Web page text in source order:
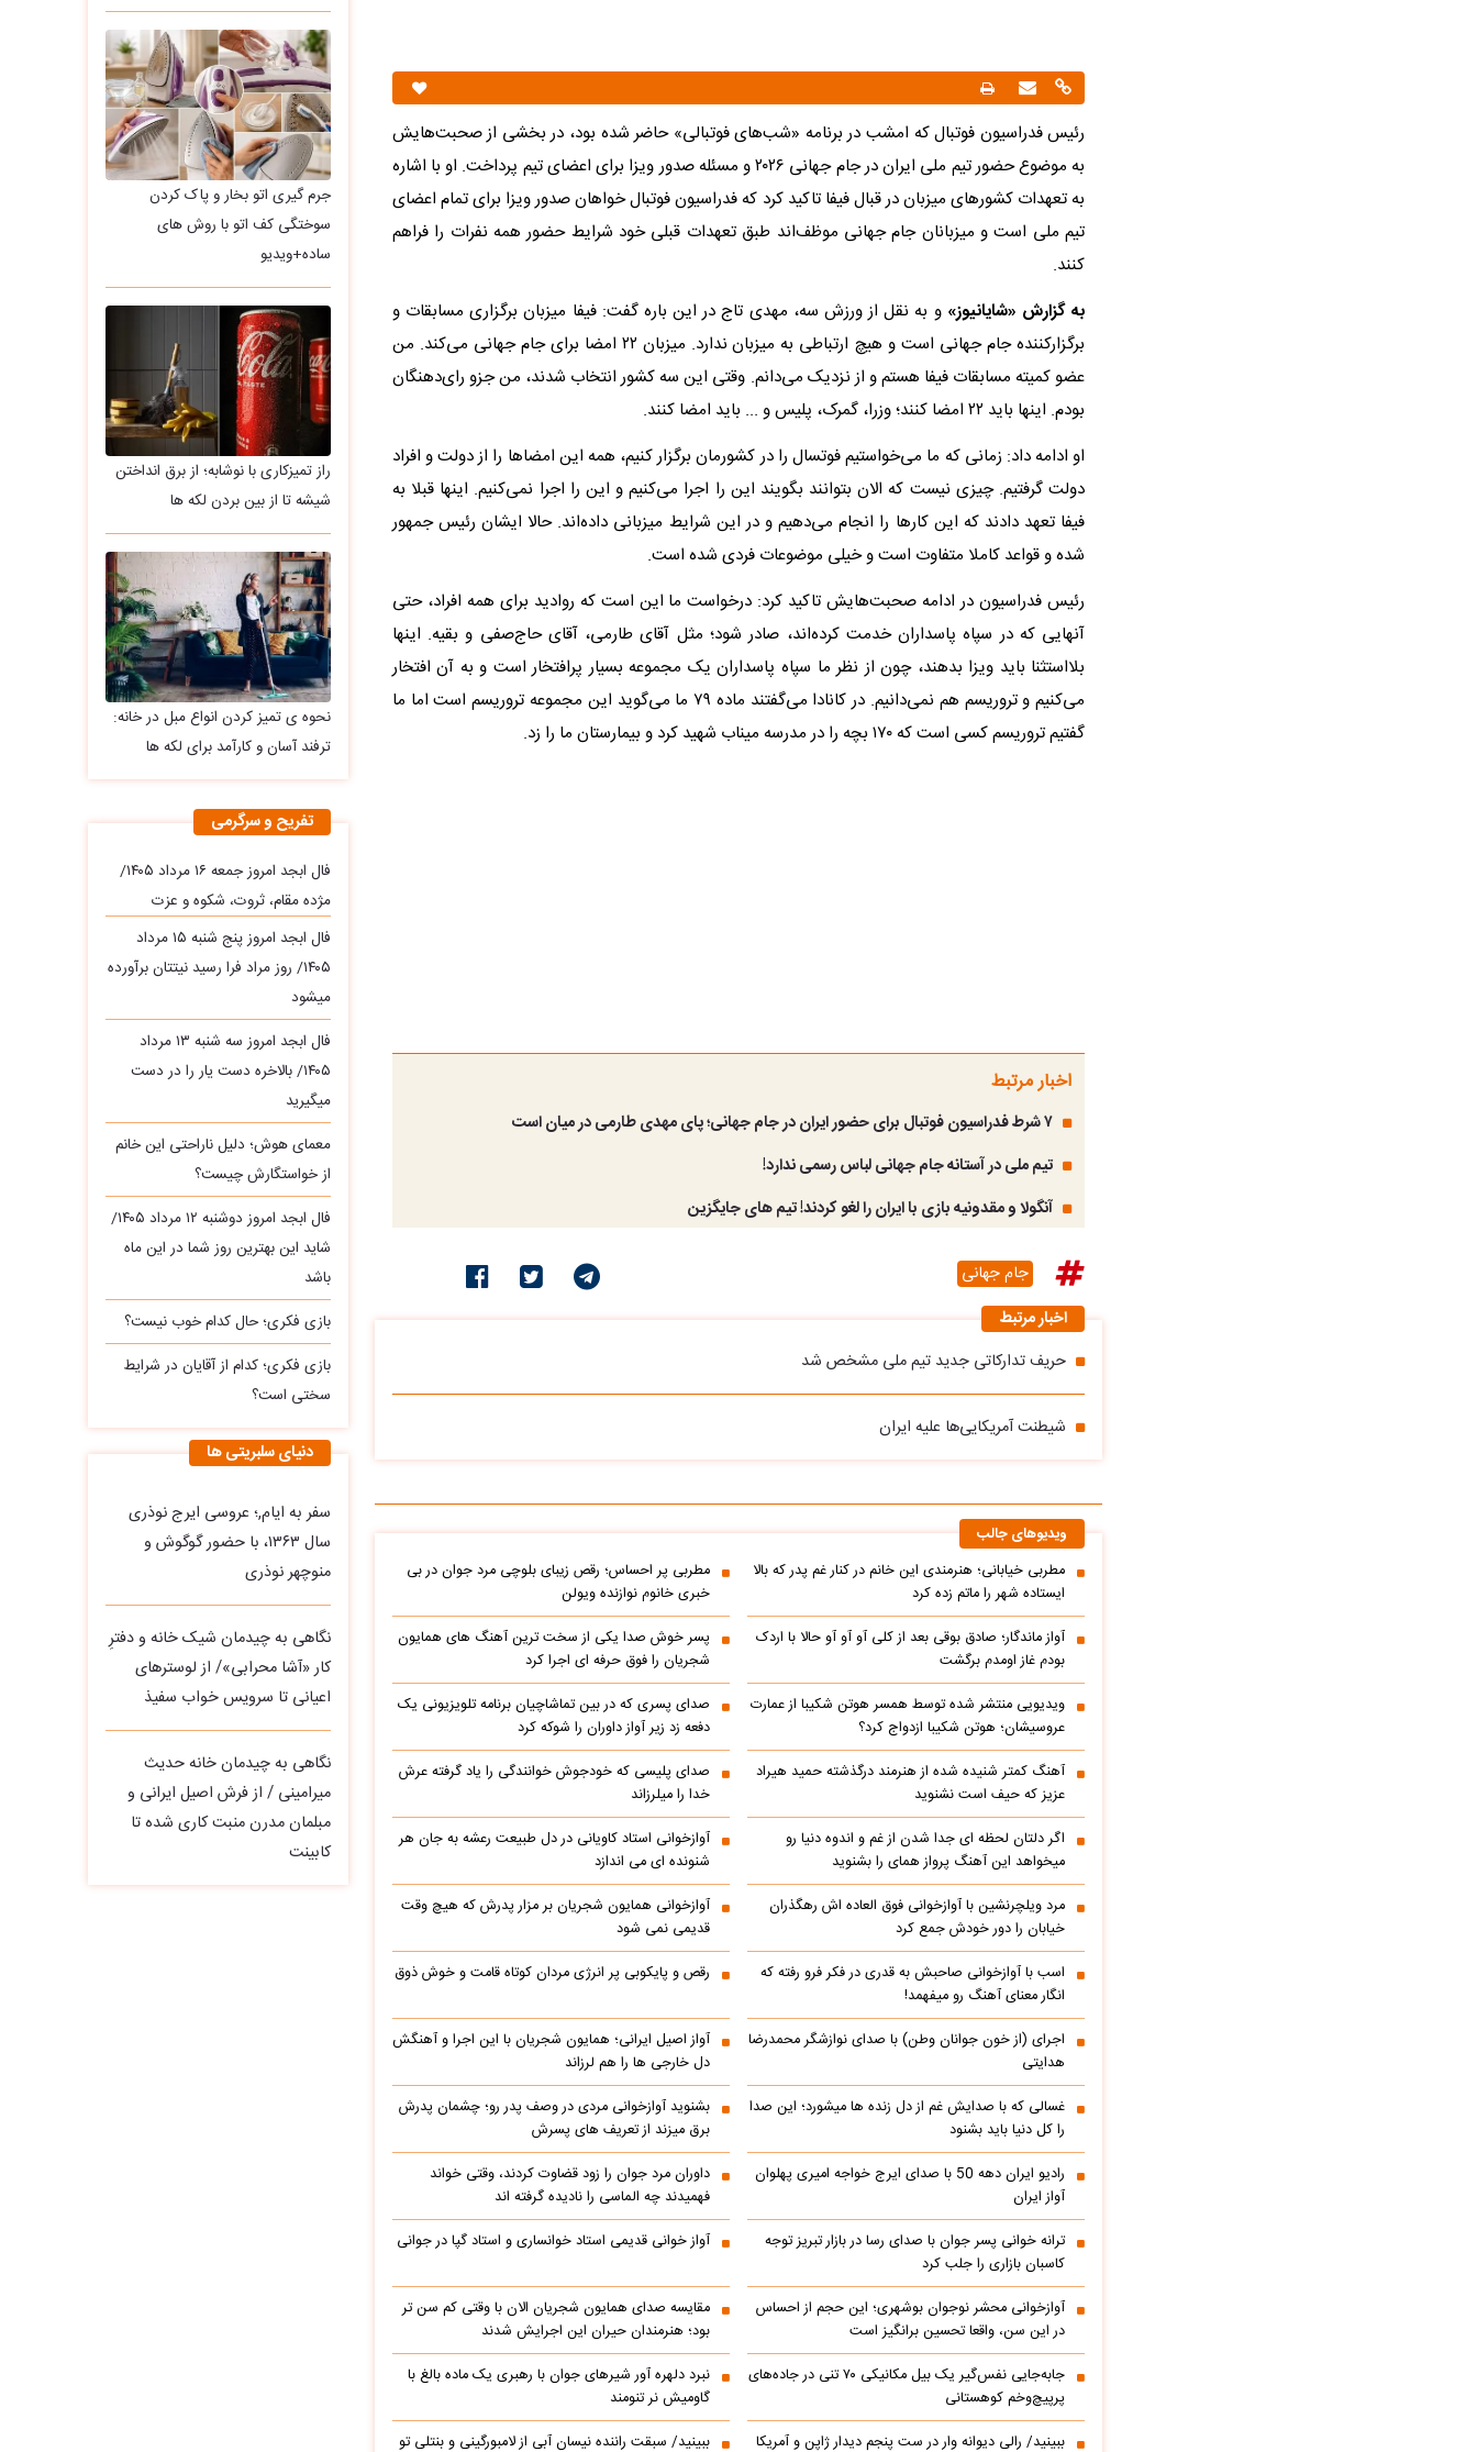
رئیس فدراسیون فوتبال که امشب در برنامه «شب‌های فوتبالی» حاضر شده بود، در بخشی از صحبت‌هایش
به موضوع حضور تیم ملی ایران در جام جهانی ۲۰۲۶ و مسئله صدور ویزا برای اعضای تیم پرداخت. او با اشاره
به تعهدات کشورهای میزبان در قبال فیفا تاکید کرد که فدراسیون فوتبال خواهان صدور ویزا برای تمام اعضای
تیم ملی است و میزبانان جام جهانی موظف‌اند طبق تعهدات قبلی خود شرایط حضور همه نفرات را فراهم
کنند.
به گزارش «شایانیوز» و به نقل از ورزش سه، مهدی تاج در این باره گفت: فیفا میزبان برگزاری مسابقات و
برگزارکننده جام جهانی است و هیچ ارتباطی به میزبان ندارد. میزبان ۲۲ امضا برای جام جهانی می‌کند. من
عضو کمیته مسابقات فیفا هستم و از نزدیک می‌دانم. وقتی این سه کشور انتخاب شدند، من جزو رای‌دهنگان
بودم. اینها باید ۲۲ امضا کنند؛ وزرا، گمرک، پلیس و ... باید امضا کنند‌.
او ادامه داد: زمانی که ما می‌خواستیم فوتسال را در کشورمان برگزار کنیم، همه این امضاها را از دولت‌ و افراد
دولت گرفتیم. چیزی نیست که الان بتوانند بگویند این را اجرا می‌کنیم و این را اجرا نمی‌کنیم. اینها قبلا به
فیفا تعهد دادند که این کارها را انجام می‌دهیم و در این شرایط میزبانی داده‌اند. حالا ایشان رئیس جمهور
شده و قواعد کاملا متفاوت است و خیلی موضوعات فردی شده است.
رئیس فدراسیون در ادامه صحبت‌هایش تاکید کرد: درخواست ما این است که روادید برای همه افراد، حتی
آنهایی که در سپاه پاسداران خدمت کرده‌اند، صادر شود؛ مثل آقای طارمی، آقای حاج‌صفی و بقیه. اینها
بلااستثنا باید ویزا بدهند، چون از نظر ما سپاه پاسداران یک مجموعه بسیار پرافتخار است و به آن افتخار
می‌کنیم و تروریسم هم نمی‌دانیم. در کانادا می‌گفتند ماده ۷۹ ما می‌گوید این مجموعه تروریسم است اما ما
گفتیم تروریسم کسی است که ۱۷۰ بچه را در مدرسه میناب شهید کرد و بیمارستان ما را زد.
اخبار مرتبط
۷ شرط فدراسیون فوتبال برای حضور ایران در جام جهانی؛ پای مهدی طارمی در میان است
تیم ملی در آستانه جام جهانی لباس رسمی ندارد!
آنگولا و مقدونیه بازی با ایران را لغو کردند! تیم های جایگزین
جام جهانی
اخبار مرتبط
حریف تدارکاتی جدید تیم ملی مشخص شد
شیطنت آمریکایی‌ها علیه ایران
ویدیوهای جالب
مطربی خیابانی؛ هنرمندی این خانم در کنار غم پدر که بالا
ایستاده شهر را ماتم زده کرد
مطربی پر احساس؛ رقص زیبای بلوچی مرد جوان در بی
خبری خانوم نوازنده ویولن
آواز ماندگار؛ صادق بوقی بعد از کلی آو آو آو حالا با اردک
بودم غاز اومدم برگشت
پسر خوش صدا یکی از سخت ترین آهنگ های همایون
شجریان را فوق حرفه ای اجرا کرد
ویدیویی منتشر شده توسط همسر هوتن شکیبا از عمارت
عروسیشان؛ هوتن شکیبا ازدواج کرد؟
صدای پسری که در بین تماشاچیان برنامه تلویزیونی یک
دفعه زد زیر آواز داوران را شوکه کرد
آهنگ کمتر شنیده شده از هنرمند درگذشته حمید هیراد
عزیز که حیف است نشنوید
صدای پلیسی که خودجوش خوانندگی را یاد گرفته عرش
خدا را میلرزاند
اگر دلتان لحظه ای جدا شدن از غم و اندوه دنیا رو
میخواهد این آهنگ پرواز همای را بشنوید
آوازخوانی استاد کاویانی در دل طبیعت رعشه به جان هر
شنونده ای می اندازد
مرد ویلچرنشین با آوازخوانی فوق العاده اش رهگذران
خیابان را دور خودش جمع کرد
آوازخوانی همایون شجریان بر مزار پدرش که هیچ وقت
قدیمی نمی شود
اسب با آوازخوانی صاحبش به قدری در فکر فرو رفته که
انگار معنای آهنگ رو میفهمد!
رقص و پایکوبی پر انرژی مردان کوتاه قامت و خوش ذوق
اجرای (از خون جوانان وطن) با صدای نوازشگر محمدرضا
هدایتی
آواز اصیل ایرانی؛ همایون شجریان با این اجرا و آهنگش
دل خارجی ها را هم لرزاند
غسالی که با صدایش غم از دل زنده ها میشورد؛ این صدا
را کل دنیا باید بشنود
بشنوید آوازخوانی مردی در وصف پدر رو؛ چشمان پدرش
برق میزند از تعریف های پسرش
رادیو ایران دهه 50 با صدای ایرج خواجه امیری پهلوان
آواز ایران
داوران مرد جوان را زود قضاوت کردند، وقتی خواند
فهمیدند چه الماسی را نادیده گرفته اند
ترانه خوانی پسر جوان با صدای رسا در بازار تبریز توجه
کاسبان بازاری را جلب کرد
آواز خوانی قدیمی استاد خوانساری و استاد گپا در جوانی
آوازخوانی محشر نوجوان بوشهری؛ این حجم از احساس
در این سن، واقعا تحسین‌ برانگیز است
مقایسه صدای همایون شجریان الان با وقتی کم سن تر
بود؛ هنرمندان حیران این اجرایش شدند
جابه‌جایی نفس‌گیر یک بیل مکانیکی ۷۰ تنی در جاده‌های
پرپیچ‌وخم کوهستانی
نبرد دلهره آور شیرهای جوان با رهبری یک ماده بالغ با
گاومیش نر تنومند
ببینید/ رالی دیوانه وار در ست پنجم دیدار ژاپن و آمریکا
ببینید/ سبقت راننده نیسان آبی از لامبورگینی و بنتلی تو
جرم گیری اتو بخار و پاک کردن
سوختگی کف اتو با روش های
ساده+ویدیو
راز تمیزکاری با نوشابه؛ از برق انداختن
شیشه تا از بین بردن لکه ها
نحوه ی تمیز کردن انواع مبل در خانه:
ترفند آسان و کارآمد برای لکه ها
تفریح و سرگرمی
فال ابجد امروز جمعه ۱۶ مرداد ۱۴۰۵/
مژده مقام، ثروت، شکوه و عزت
فال ابجد امروز پنج شنبه ۱۵ مرداد
۱۴۰۵/ روز مراد فرا رسید نیتتان برآورده
میشود
فال ابجد امروز سه‌ شنبه ۱۳ مرداد
۱۴۰۵/ بالاخره دست یار را در دست
میگیرید
معمای هوش؛ دلیل ناراحتی این خانم
از خواستگارش چیست؟
فال ابجد امروز دوشنبه ۱۲ مرداد ۱۴۰۵/
شاید این بهترین روز شما در این ماه
باشد
بازی فکری؛ حال کدام خوب نیست؟
بازی فکری؛ کدام از آقایان در شرایط
سختی است؟
دنیای سلبریتی ها
سفر به ایام,؛ عروسی ایرج نوذری
سال ۱۳۶۳، با حضور گوگوش و
منوچهر نوذری
نگاهی به چیدمان شیک خانه و دفترِ
کار «آشا محرابی»/ از لوسترهای
اعیانی تا سرویس خواب سفیذ
نگاهی به چیدمان خانه حدیث
میرامینی / از فرش اصیل ایرانی و
مبلمان مدرن منبت‌ کاری‌ شده تا
کابینت